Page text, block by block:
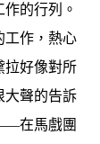
的行列。
工作，熱心
拉好像對所
大聲的告訴
在馬戲團